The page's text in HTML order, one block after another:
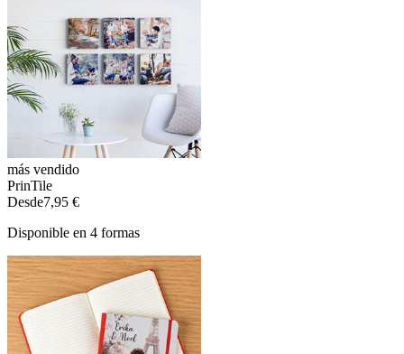
más vendido
PrinTile
Desde7,95 €
Disponible en 4 formas